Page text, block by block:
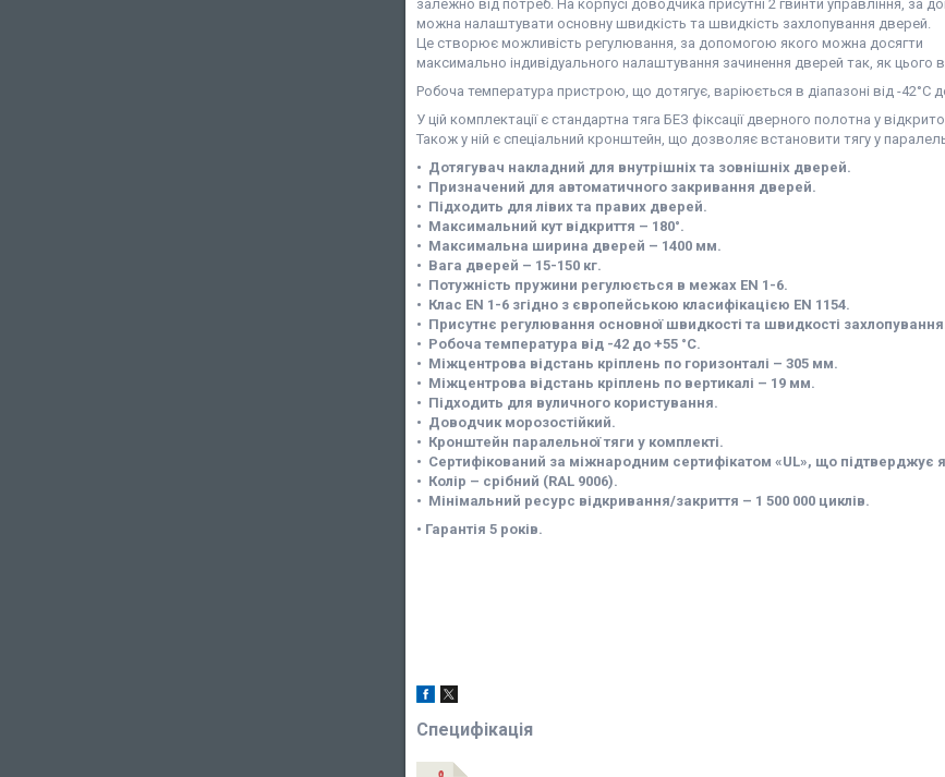
залежно від потреб. На корпусі доводчика присутні 2 гвинти управління, за
можна налаштувати основну швидкість та швидкість захлопування дверей.
Це створює можливість регулювання, за допомогою якого можна досягти
максимально індивідуального налаштування зачинення дверей так, як цього
Робоча температура пристрою, що дотягує, варіюється в діапазоні від -42°С
У цій комплектації є стандартна тяга БЕЗ фіксації дверного полотна у
Також у ній є спеціальний кронштейн, що дозволяє встановити тягу у
• Дотягувач накладний для внутрішніх та зовнішніх дверей.
• Призначений для автоматичного закривання дверей.
• Підходить для лівих та правих дверей.
• Максимальний кут відкриття – 180°.
• Максимальна ширина дверей – 1400 мм.
• Вага дверей – 15-150 кг.
• Потужність пружини регулюється в межах EN 1-6.
• Клас EN 1-6 згідно з європейською класифікацією EN 1154.
• Присутнє регулювання основної швидкості та швидкості
• Робоча температура від -42 до +55 °С.
• Міжцентрова відстань кріплень по горизонталі – 305 мм.
• Міжцентрова відстань кріплень по вертикалі – 19 мм.
• Підходить для вуличного користування.
• Доводчик морозостійкий.
• Кронштейн паралельної тяги у комплекті.
• Сертифікований за міжнародним сертифікатом «UL», що підтверджує
• Колір – срібний (RAL 9006).
• Мінімальний ресурс відкривання/закриття – 1 500 000 циклів.
• Гарантія 5 років.
Специфікація